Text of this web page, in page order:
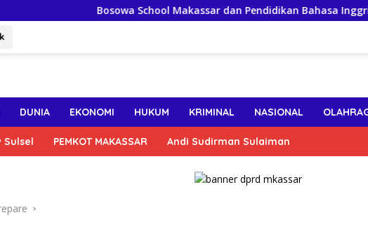
Bosowa School Makassar dan Pendidikan Bahasa Inggris
DUNIA EKONOMI HUKUM KRIMINAL NASIONAL
Sulsel PEMKOT MAKASSAR Andi Sudirman Sulaiman